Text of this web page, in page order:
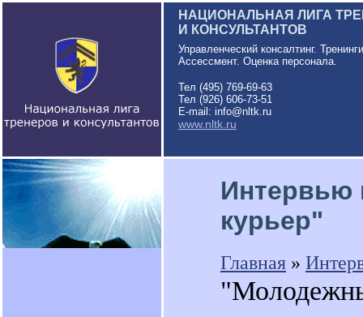
НАЦИОНАЛЬНАЯ ЛИГА
И КОНСУЛЬТАНТОВ
Управленческий консалтинг.
Ассессмент. Оценка персонала.
Тел (495) 769-69-63
Тел (926) 606-73-51
E-mail: info@nltk.ru
www.nltk.ru
Интервью
курьер"
Главная »